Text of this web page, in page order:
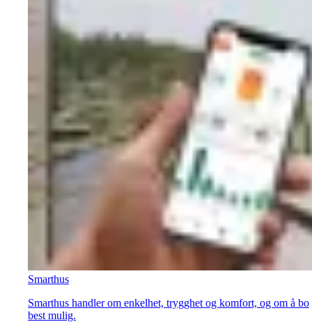
Smarthus
Smarthus handler om enkelhet, trygghet og komfort, og om å bo
best mulig.